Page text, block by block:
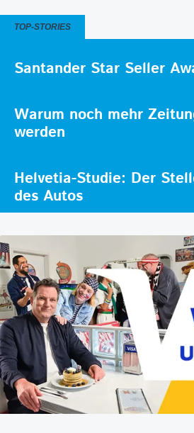
TOP-STORIES
Santander Star Seller
Warum noch mehr
werden
Helvetia-Studie: Der
des Autos